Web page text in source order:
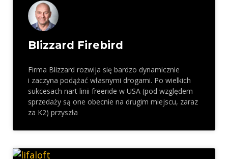
Blizzard Firebird
Firma Blizzard rozwija się bardzo dynamicznie
i zaczyna podążać własnymi drogami. Po wielkich
sukcesach nart linii freeride w USA (pod względem
sprzedaży są one obecnie na drugim miejscu, zaraz
za K2) przyszła